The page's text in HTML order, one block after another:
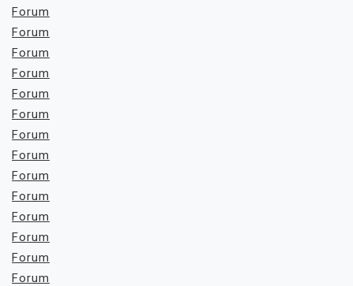
Forum
Forum
Forum
Forum
Forum
Forum
Forum
Forum
Forum
Forum
Forum
Forum
Forum
Forum